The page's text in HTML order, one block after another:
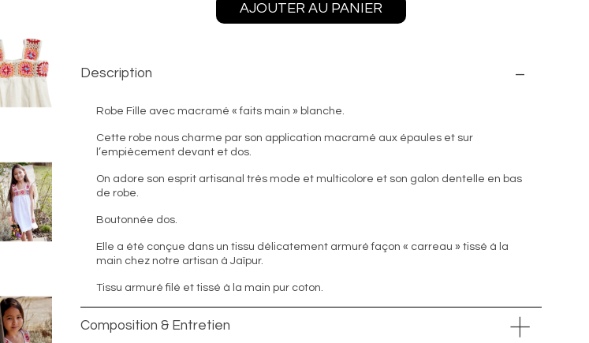
AJOUTER AU PANIER
Description
Robe Fille avec macramé « faits main » blanche.
Cette robe nous charme par son application macramé aux épaules et sur
l’empiècement devant et dos.
On adore son esprit artisanal très mode et multicolore et son galon dentelle en bas
de robe.
Boutonnée dos.
Elle a été conçue dans un tissu délicatement armuré façon « carreau » tissé à la
main chez notre artisan à Jaïpur.
Tissu armuré filé et tissé à la main pur coton.
Composition & Entretien